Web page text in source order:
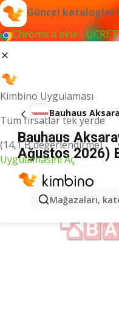
Güncel kataloglar
Chrome'a ekle -
Kimbino Uygulaması
Tüm fırsatlar tek yerde
(14,1 B değerlendirme)
Uygulamasını Aç
Mağazaları,
Bauhaus
Bauhaus
Ağustos 2026)